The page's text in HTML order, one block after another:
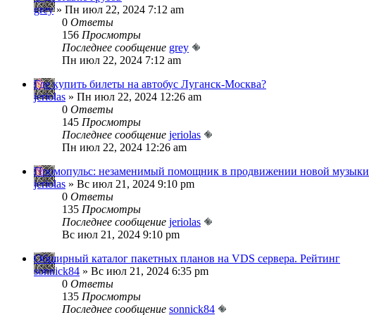
grey» Пн июл 22, 2024 7:12 am
0 Ответы
156 Просмотры
Последнее сообщение grey
Пн июл 22, 2024 7:12 am
Где купить билеты на автобус Луганск-Москва?
jeriolas » Пн июл 22, 2024 12:26 am
0 Ответы
145 Просмотры
Последнее сообщение jeriolas
Пн июл 22, 2024 12:26 am
Промопульс: незаменимый помощник в продвижении новой музыки
jeriolas » Вс июл 21, 2024 9:10 pm
0 Ответы
135 Просмотры
Последнее сообщение jeriolas
Вс июл 21, 2024 9:10 pm
Обширный каталог пакетных планов на VDS сервера. Рейтинг
sonnick84 » Вс июл 21, 2024 6:35 pm
0 Ответы
135 Просмотры
Последнее сообщение sonnick84